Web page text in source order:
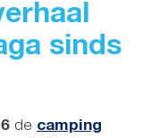
sinds
de camping